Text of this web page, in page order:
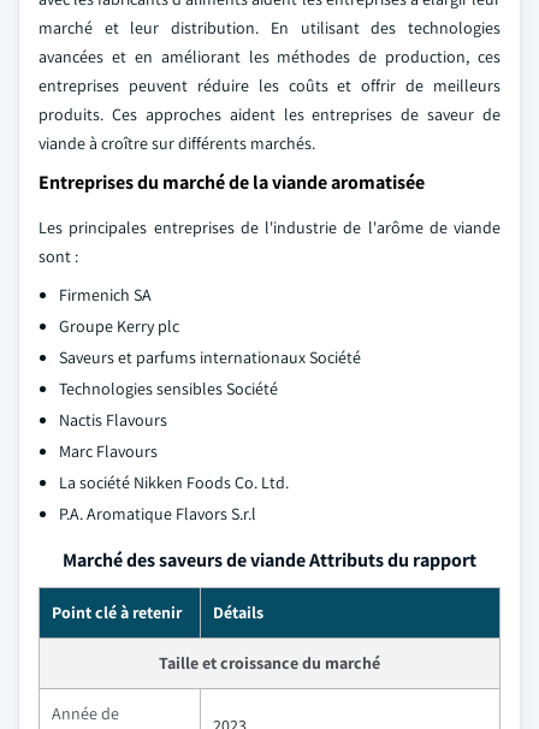
marché et leur distribution. En utilisant des technologies
avancées et en améliorant les méthodes de production, ces
entreprises peuvent réduire les coûts et offrir de meilleurs
produits. Ces approches aident les entreprises de saveur de
viande à croître sur différents marchés.
Entreprises du marché de la viande aromatisée
Les principales entreprises de l'industrie de l'arôme de viande
sont :
Firmenich SA
Groupe Kerry plc
Saveurs et parfums internationaux Société
Technologies sensibles Société
Nactis Flavours
Marc Flavours
La société Nikken Foods Co. Ltd.
P.A. Aromatique Flavors S.r.l
Marché des saveurs de viande Attributs du rapport
Point clé à retenir Détails
Taille et croissance du marché
Année de